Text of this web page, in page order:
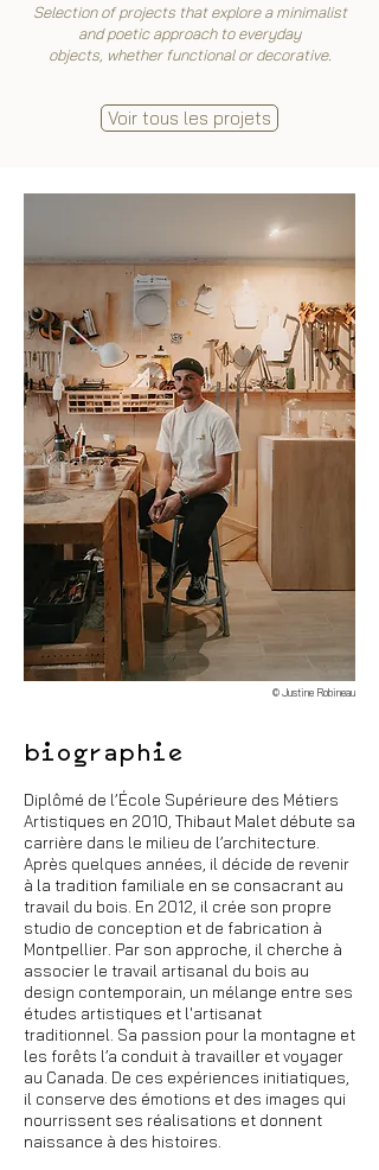
Selection of projects that explore a minimalist
and poetic approach to everyday
objects, whether functional or decorative.
Voir tous les projets
© Justine Robineau
biographie
Diplômé de l’École Supérieure des Métiers
Artistiques en 2010, Thibaut Malet débute sa
carrière dans le milieu de l’architecture.
Après quelques années, il décide de revenir
à la tradition familiale en se consacrant au
travail du bois. En 2012, il crée son propre
studio de conception et de fabrication à
Montpellier. Par son approche, il cherche à
associer le travail artisanal du bois au
design contemporain, un mélange entre ses
études artistiques et l'artisanat
traditionnel. Sa passion pour la montagne et
les forêts l’a conduit à travailler et voyager
au Canada. De ces expériences initiatiques,
il conserve des émotions et des images qui
nourrissent ses réalisations et donnent
naissance à des histoires.